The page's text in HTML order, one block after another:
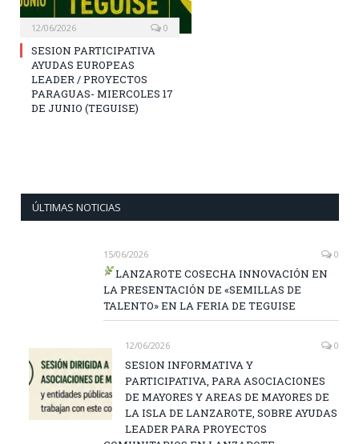
12/06/2026 0
SESION PARTICIPATIVA
AYUDAS EUROPEAS
LEADER / PROYECTOS
PARAGUAS- MIERCOLES 17
DE JUNIO (TEGUISE)
ÚLTIMAS NOTICIAS
15/06/2026 0
LANZAROTE COSECHA INNOVACIÓN EN
LA PRESENTACIÓN DE «SEMILLAS DE
TALENTO» EN LA FERIA DE TEGUISE
12/06/2026 0
SESION INFORMATIVA Y
PARTICIPATIVA, PARA ASOCIACIONES
DE MAYORES Y AREAS DE MAYORES DE
LA ISLA DE LANZAROTE, SOBRE AYUDAS
LEADER PARA PROYECTOS